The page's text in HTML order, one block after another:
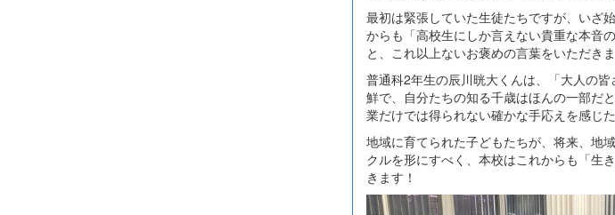
最初は緊張していた生徒たちですが、いざ
からも「高校生にしか言えない貴重な本音
と、これ以上ないお褒めの言葉をいただきま
普通科2年生の辰川晄大くんは、「大人の
鮮で、自分たちの知る千歳はほんの一部だ
業だけでは得られない確かな手応えを感じた
地域に育てられた子どもたちが、将来、地
クルを形にすべく、本校はこれからも「生
きます！